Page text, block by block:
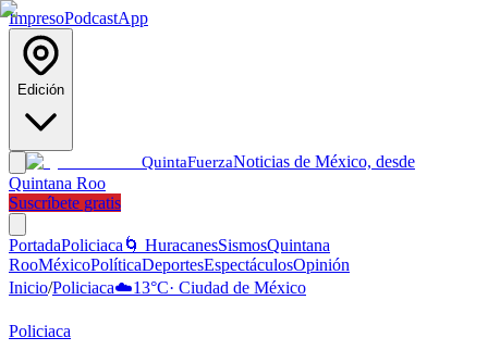
ImpresoPodcastApp
Edición
QuintaFuerzaNoticias de México, desde
Quintana Roo
Suscríbete gratis
PortadaPoliciaca 🌀 HuracanesSismosQuintana
RooMéxicoPolíticaDeportesEspectáculosOpinión
Inicio/Policiaca☁️13°C· Ciudad de México
Policiaca